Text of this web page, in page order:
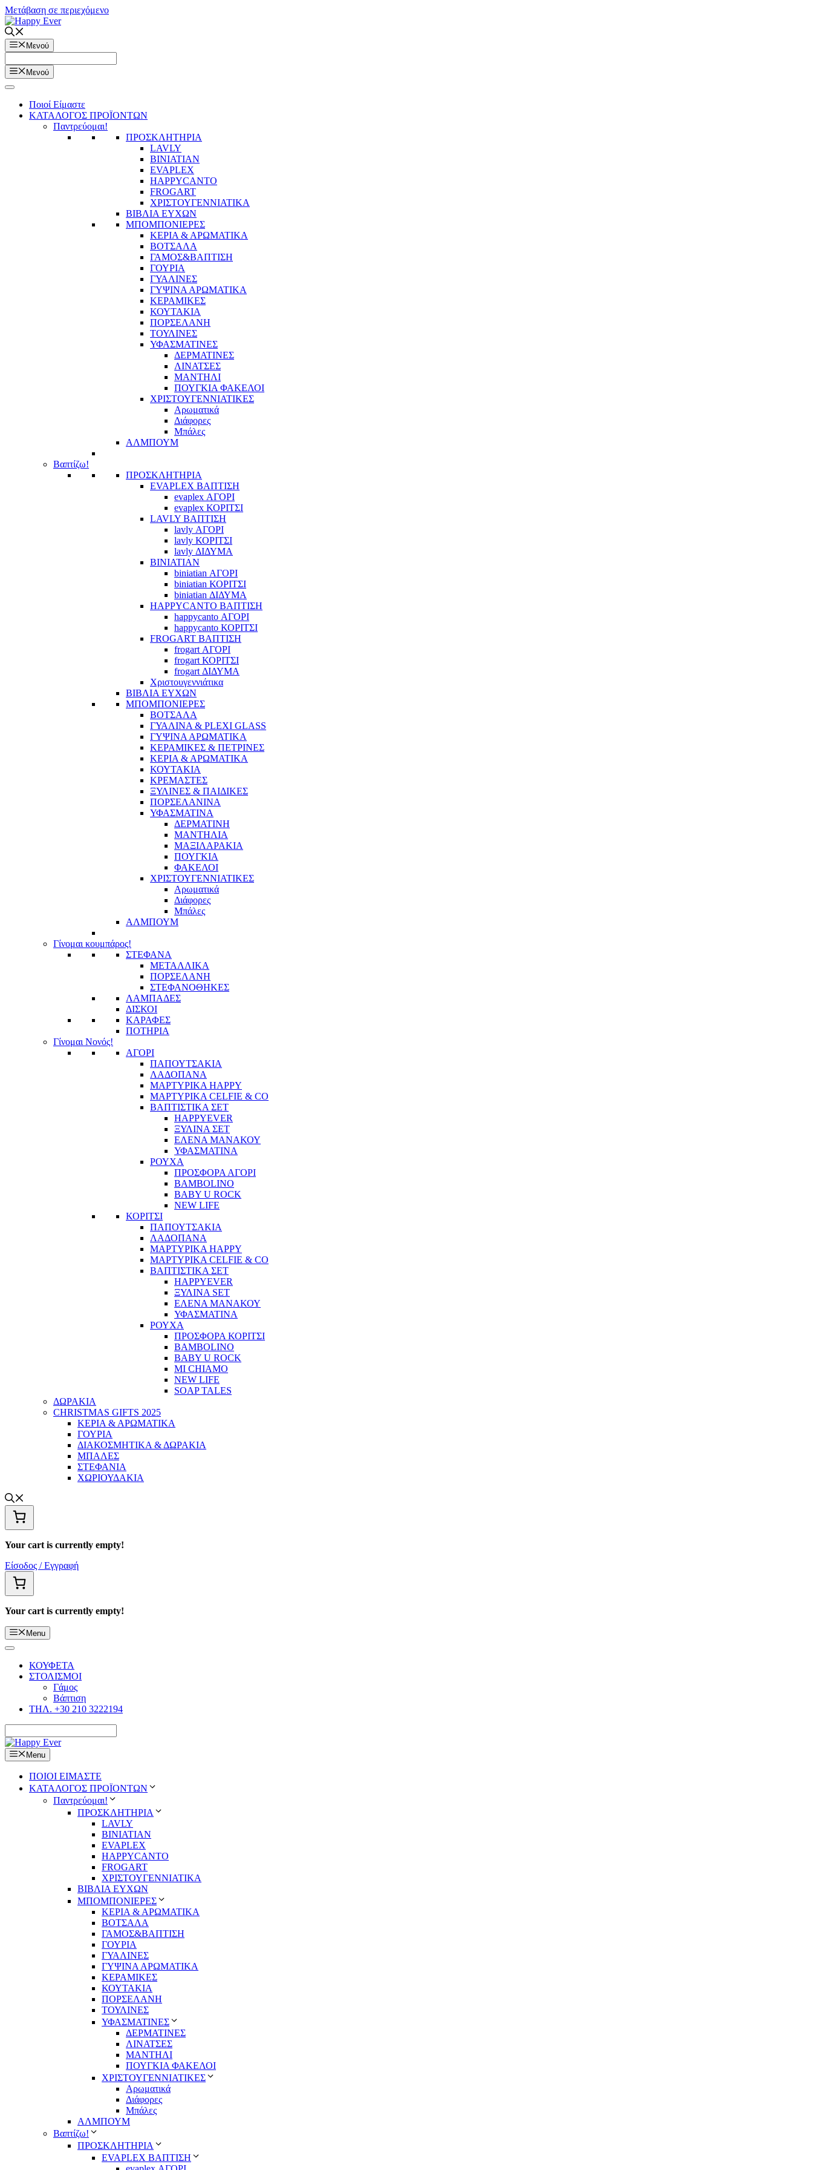
Μετάβαση σε περιεχόμενο
Μενού
Μενού
Ποιοί Είμαστε
ΚΑΤΑΛΟΓΟΣ ΠΡΟΪΟΝΤΩΝ
Παντρεύομαι!
ΠΡΟΣΚΛΗΤΗΡΙΑ
LAVLY
BINIATIAN
EVAPLEX
HAPPYCANTO
FROGART
ΧΡΙΣΤΟΥΓΕΝΝΙΑΤΙΚΑ
ΒΙΒΛΙΑ ΕΥΧΩΝ
ΜΠΟΜΠΟΝΙΕΡΕΣ
ΚΕΡΙΑ & ΑΡΩΜΑΤΙΚΑ
ΒΟΤΣΑΛΑ
ΓΑΜΟΣ&ΒΑΠΤΙΣΗ
ΓΟΥΡΙΑ
ΓΥΑΛΙΝΕΣ
ΓΥΨΙΝΑ ΑΡΩΜΑΤΙΚΑ
ΚΕΡΑΜΙΚΕΣ
ΚΟΥΤΑΚΙΑ
ΠΟΡΣΕΛΑΝΗ
ΤΟΥΛΙΝΕΣ
ΥΦΑΣΜΑΤΙΝΕΣ
ΔΕΡΜΑΤΙΝΕΣ
ΛΙΝΑΤΣΕΣ
ΜΑΝΤΗΛΙ
ΠΟΥΓΚΙΑ ΦΑΚΕΛΟΙ
ΧΡΙΣΤΟΥΓΕΝΝΙΑΤΙΚΕΣ
Αρωματικά
Διάφορες
Μπάλες
ΑΛΜΠΟΥΜ
Βαπτίζω!
ΠΡΟΣΚΛΗΤΗΡΙΑ
EVAPLEX ΒΑΠΤΙΣΗ
evaplex ΑΓΟΡΙ
evaplex ΚΟΡΙΤΣΙ
LAVLY ΒΑΠΤΙΣΗ
lavly ΑΓΟΡΙ
lavly ΚΟΡΙΤΣΙ
lavly ΔΙΔΥΜΑ
BINIATIAN
biniatian ΑΓΟΡΙ
biniatian ΚΟΡΙΤΣΙ
biniatian ΔΙΔΥΜΑ
HAPPYCANTO ΒΑΠΤΙΣΗ
happycanto ΑΓΟΡΙ
happycanto ΚΟΡΙΤΣΙ
FROGART ΒΑΠΤΙΣΗ
frogart ΑΓΟΡΙ
frogart ΚΟΡΙΤΣΙ
frogart ΔΙΔΥΜΑ
Χριστουγεννιάτικα
ΒΙΒΛΙΑ ΕΥΧΩΝ
ΜΠΟΜΠΟΝΙΕΡΕΣ
ΒΟΤΣΑΛΑ
ΓΥΑΛΙΝΑ & PLEXI GLASS
ΓΥΨΙΝΑ ΑΡΩΜΑΤΙΚΑ
ΚΕΡΑΜΙΚΕΣ & ΠΕΤΡΙΝΕΣ
ΚΕΡΙΑ & ΑΡΩΜΑΤΙΚΑ
ΚΟΥΤΑΚΙΑ
ΚΡΕΜΑΣΤΕΣ
ΞΥΛΙΝΕΣ & ΠΑΙΔΙΚΕΣ
ΠΟΡΣΕΛΑΝΙΝΑ
ΥΦΑΣΜΑΤΙΝA
ΔΕΡΜΑΤΙΝΗ
ΜΑΝΤΗΛΙΑ
ΜΑΞΙΛΑΡΑΚΙΑ
ΠΟΥΓΚΙΑ
ΦΑΚΕΛΟΙ
ΧΡΙΣΤΟΥΓΕΝΝΙΑΤΙΚΕΣ
Αρωματικά
Διάφορες
Μπάλες
ΑΛΜΠΟΥΜ
Γίνομαι κουμπάρος!
ΣΤΕΦΑΝΑ
ΜΕΤΑΛΛΙΚΑ
ΠΟΡΣΕΛΑΝΗ
ΣΤΕΦΑΝΟΘΗΚΕΣ
ΛΑΜΠΑΔΕΣ
ΔΙΣΚΟΙ
ΚΑΡΑΦΕΣ
ΠΟΤΗΡΙΑ
Γίνομαι Νονός!
ΑΓΟΡΙ
ΠΑΠΟΥΤΣΑΚΙΑ
ΛΑΔΟΠΑΝΑ
ΜΑΡΤΥΡΙΚΑ HAPPY
ΜΑΡΤΥΡΙΚΑ CELFIE & CO
ΒΑΠΤΙΣΤΙΚΑ ΣΕΤ
HAPPYEVER
ΞΥΛΙΝΑ ΣΕΤ
ΕΛΕΝΑ ΜΑΝΑΚΟΥ
ΥΦΑΣΜΑΤΙΝΑ
ΡΟΥΧΑ
ΠΡΟΣΦΟΡΑ ΑΓΟΡΙ
BAMBOLINO
BABY U ROCK
NEW LIFE
ΚΟΡΙΤΣΙ
ΠΑΠΟΥΤΣΑΚΙΑ
ΛΑΔΟΠΑΝΑ
ΜΑΡΤΥΡΙΚΑ HAPPY
ΜΑΡΤΥΡΙΚΑ CELFIE & CO
ΒΑΠΤΙΣΤΙΚΑ ΣΕΤ
HAPPYEVER
ΞΥΛΙΝΑ SET
ΕΛΕΝΑ ΜΑΝΑΚΟΥ
ΥΦΑΣΜΑΤΙΝΑ
ΡΟΥΧΑ
ΠΡΟΣΦΟΡΑ ΚΟΡΙΤΣΙ
BAMBOLINO
BABY U ROCK
MI CHIAMO
NEW LIFE
SOAP TALES
ΔΩΡΑΚΙΑ
CHRISTMAS GIFTS 2025
ΚΕΡΙΑ & ΑΡΩΜΑΤΙΚΑ
ΓΟΥΡΙΑ
ΔΙΑΚΟΣΜΗΤΙΚΑ & ΔΩΡΑΚΙΑ
ΜΠΑΛΕΣ
ΣΤΕΦΑΝΙΑ
ΧΩΡΙΟΥΔΑΚΙΑ
Your cart is currently empty!
Είσοδος / Εγγραφή
Your cart is currently empty!
Menu
ΚΟΥΦΕΤΑ
ΣΤΟΛΙΣΜΟΙ
Γάμος
Βάπτιση
ΤΗΛ. +30 210 3222194
Menu
ΠΟΙΟΙ ΕΙΜΑΣΤΕ
ΚΑΤΑΛΟΓΟΣ ΠΡΟΪΟΝΤΩΝ
Παντρεύομαι!
ΠΡΟΣΚΛΗΤΗΡΙΑ
LAVLY
BINIATIAN
EVAPLEX
HAPPYCANTO
FROGART
ΧΡΙΣΤΟΥΓΕΝΝΙΑΤΙΚΑ
ΒΙΒΛΙΑ ΕΥΧΩΝ
ΜΠΟΜΠΟΝΙΕΡΕΣ
ΚΕΡΙΑ & ΑΡΩΜΑΤΙΚΑ
ΒΟΤΣΑΛΑ
ΓΑΜΟΣ&ΒΑΠΤΙΣΗ
ΓΟΥΡΙΑ
ΓΥΑΛΙΝΕΣ
ΓΥΨΙΝΑ ΑΡΩΜΑΤΙΚΑ
ΚΕΡΑΜΙΚΕΣ
ΚΟΥΤΑΚΙΑ
ΠΟΡΣΕΛΑΝΗ
ΤΟΥΛΙΝΕΣ
ΥΦΑΣΜΑΤΙΝΕΣ
ΔΕΡΜΑΤΙΝΕΣ
ΛΙΝΑΤΣΕΣ
ΜΑΝΤΗΛΙ
ΠΟΥΓΚΙΑ ΦΑΚΕΛΟΙ
ΧΡΙΣΤΟΥΓΕΝΝΙΑΤΙΚΕΣ
Αρωματικά
Διάφορες
Μπάλες
ΑΛΜΠΟΥΜ
Βαπτίζω!
ΠΡΟΣΚΛΗΤΗΡΙΑ
EVAPLEX ΒΑΠΤΙΣΗ